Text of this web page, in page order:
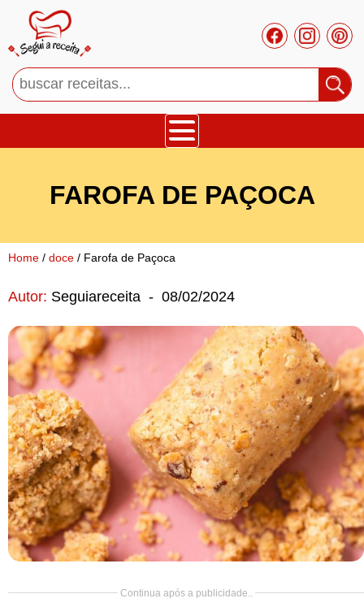
Mousses
Cupcakes
Salgado
Doce
Pão
Salada
Almoço
Cocada
FAROFA DE PAÇOCA
Home / doce / Farofa de Paçoca
Autor: Seguiareceita - 08/02/2024
Continua após a publicidade..